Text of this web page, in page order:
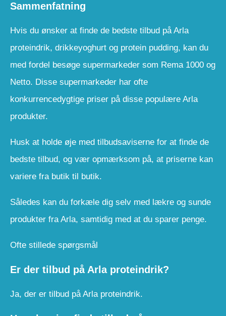
Sammenfatning
Hvis du ønsker at finde de bedste tilbud på Arla
proteindrik, drikkeyoghurt og protein pudding, kan du
med fordel besøge supermarkeder som Rema 1000 og
Netto. Disse supermarkeder har ofte
konkurrencedygtige priser på disse populære Arla
produkter.
Husk at holde øje med tilbudsaviserne for at finde de
bedste tilbud, og vær opmærksom på, at priserne kan
variere fra butik til butik.
Således kan du forkæle dig selv med lækre og sunde
produkter fra Arla, samtidig med at du sparer penge.
Ofte stillede spørgsmål
Er der tilbud på Arla proteindrik?
Ja, der er tilbud på Arla proteindrik.